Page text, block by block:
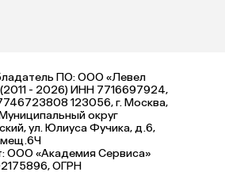
ПО: ООО «Левел
- 2026) ИНН 7716697924,
123056, г. Москва,
округ
ул. Юлиуса Фучика, д.6,
ООО «Академия Сервиса»
ОГРН